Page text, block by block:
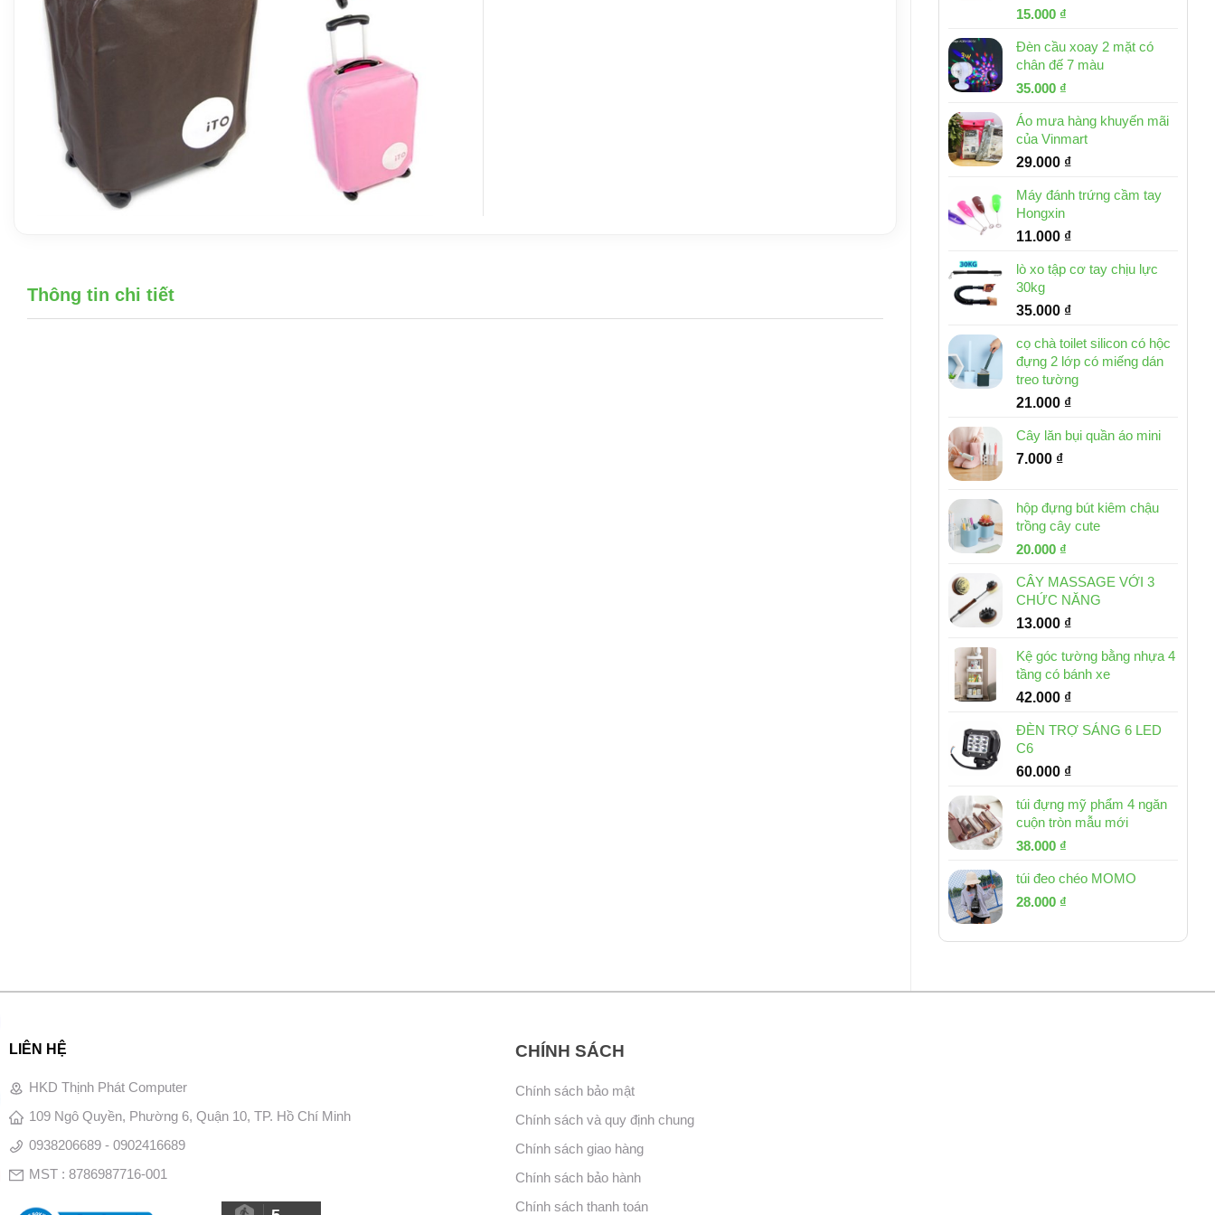
Giá
là:
32.000 ₫.
15.000 ₫
tại
là:
Đèn cầu xoay 2 mặt có
chân đế 7 màu
Giá
là:
46.000 ₫.
35.000 ₫
tại
là:
35.000 ₫.
Áo mưa hàng khuyến mãi
của Vinmart
29.000 ₫
Máy đánh trứng cầm tay
Hongxin
11.000 ₫
lò xo tập cơ tay chịu lực
30kg
35.000 ₫
cọ chà toilet silicon có hộc
đựng 2 lớp có miếng dán
treo tường
21.000 ₫
Cây lăn bụi quần áo mini
7.000 ₫
hộp đựng bút kiêm chậu
trồng cây cute
Giá
là:
30.000 ₫.
20.000 ₫
tại
là:
20.000 ₫.
CÂY MASSAGE VỚI 3
CHỨC NĂNG
13.000 ₫
Kệ góc tường bằng nhựa 4
tầng có bánh xe
42.000 ₫
ĐÈN TRỢ SÁNG 6 LED
C6
60.000 ₫
túi đựng mỹ phẩm 4 ngăn
cuộn tròn mẫu mới
Giá
là:
53.000 ₫.
38.000 ₫
tại
túi đeo chéo MOMO
Giá
là:
28.000 ₫
tại
Thông tin chi tiết
LIÊN HỆ
HKD Thịnh Phát Computer
109 Ngô Quyền, Phường 6, Quận 10, TP. Hồ Chí Minh
0938206689 - 0902416689
MST : 8786987716-001
CHÍNH SÁCH
Chính sách bảo mật
Chính sách và quy định chung
Chính sách giao hàng
Chính sách bảo hành
Chính sách thanh toán